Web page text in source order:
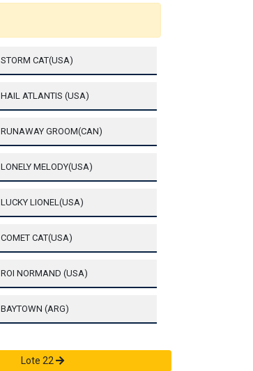
STORM CAT(USA)
HAIL ATLANTIS (USA)
RUNAWAY GROOM(CAN)
LONELY MELODY(USA)
LUCKY LIONEL(USA)
COMET CAT(USA)
ROI NORMAND (USA)
BAYTOWN (ARG)
Lote 22